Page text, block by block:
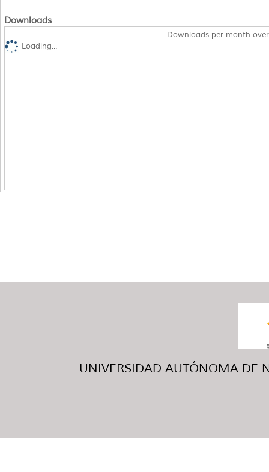
Downloads
Downloads per month
Loading...
UNIVERSIDAD AUTÓNOMA DE